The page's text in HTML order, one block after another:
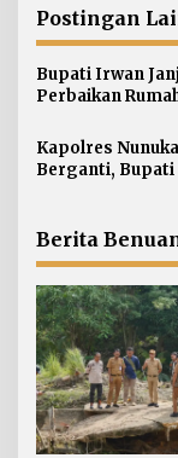
a
s
i
p
o
s
Postingan
Bupati Irwan
Perbaikan
Nunukan Tahun
Kapolres
Berganti,
Perbatasan
Berita